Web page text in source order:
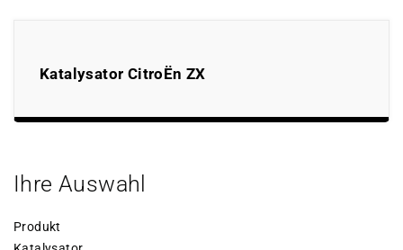
Katalysator CitroËn ZX
Ihre Auswahl
Produkt